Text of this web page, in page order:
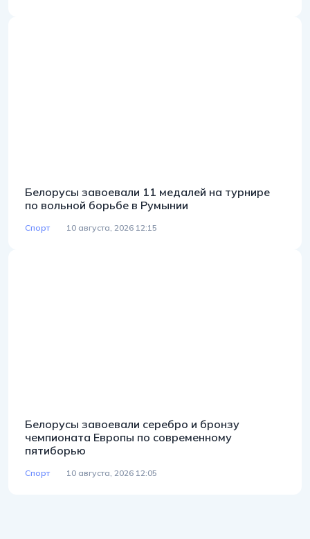
Белорусы завоевали 11 медалей на турнире
по вольной борьбе в Румынии
Спорт 10 августа, 2026 12:15
Белорусы завоевали серебро и бронзу
чемпионата Европы по современному
пятиборью
Спорт 10 августа, 2026 12:05